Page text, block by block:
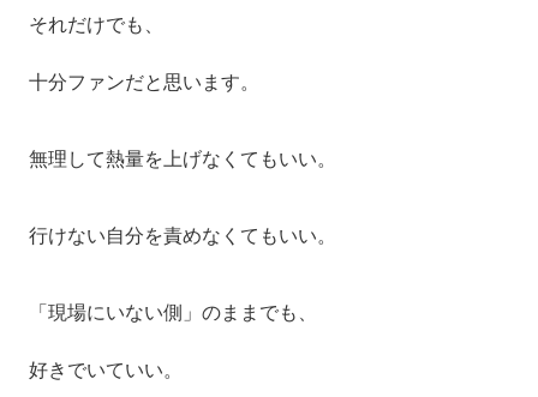
それだけでも、
十分ファンだと思います。
無理して熱量を上げなくてもいい。
行けない自分を責めなくてもいい。
「現場にいない側」のままでも、
好きでいていい。